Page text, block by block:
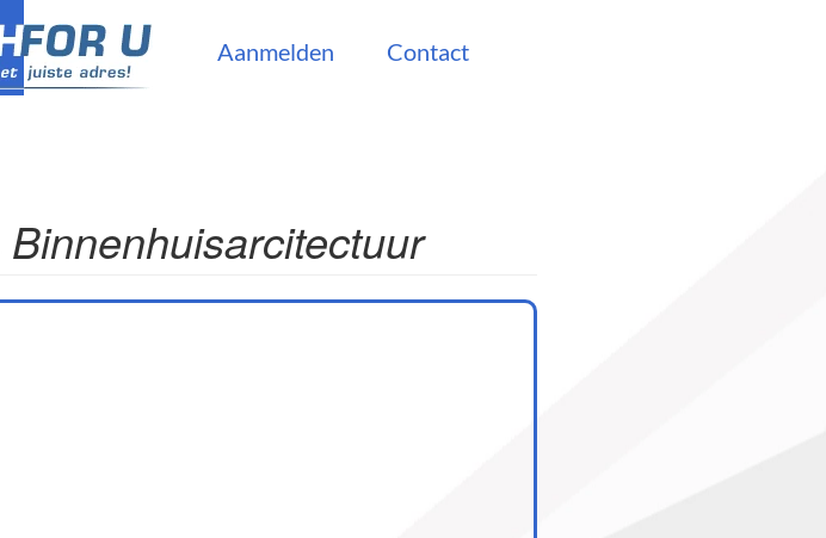
Aanmelden Contact
Binnenhuisarcitectuur